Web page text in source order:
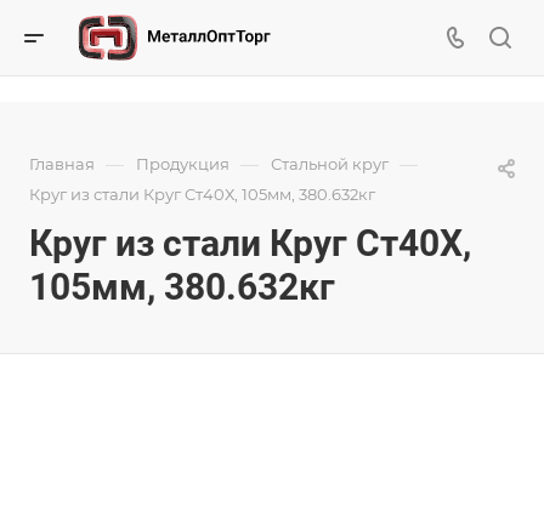
Главная — Продукция — Стальной круг —
Круг из стали Круг Ст40Х, 105мм, 380.632кг
Круг из стали Круг Ст40Х,
105мм, 380.632кг